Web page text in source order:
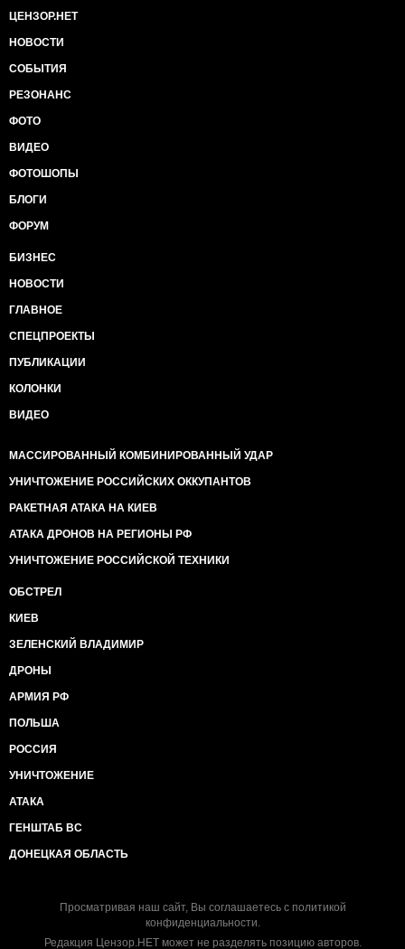
ЦЕНЗОР.НЕТ
НОВОСТИ
СОБЫТИЯ
РЕЗОНАНС
ФОТО
ВИДЕО
ФОТОШОПЫ
БЛОГИ
ФОРУМ
БИЗНЕС
НОВОСТИ
ГЛАВНОЕ
СПЕЦПРОЕКТЫ
ПУБЛИКАЦИИ
КОЛОНКИ
ВИДЕО
МАССИРОВАННЫЙ КОМБИНИРОВАННЫЙ УДАР
УНИЧТОЖЕНИЕ РОССИЙСКИХ ОККУПАНТОВ
РАКЕТНАЯ АТАКА НА КИЕВ
АТАКА ДРОНОВ НА РЕГИОНЫ РФ
УНИЧТОЖЕНИЕ РОССИЙСКОЙ ТЕХНИКИ
ОБСТРЕЛ
КИЕВ
ЗЕЛЕНСКИЙ ВЛАДИМИР
ДРОНЫ
АРМИЯ РФ
ПОЛЬША
РОССИЯ
УНИЧТОЖЕНИЕ
АТАКА
ГЕНШТАБ ВС
ДОНЕЦКАЯ ОБЛАСТЬ
Просматривая наш сайт, Вы соглашаетесь с политикой
конфиденциальности.
Редакция Цензор.НЕТ может не разделять позицию авторов.